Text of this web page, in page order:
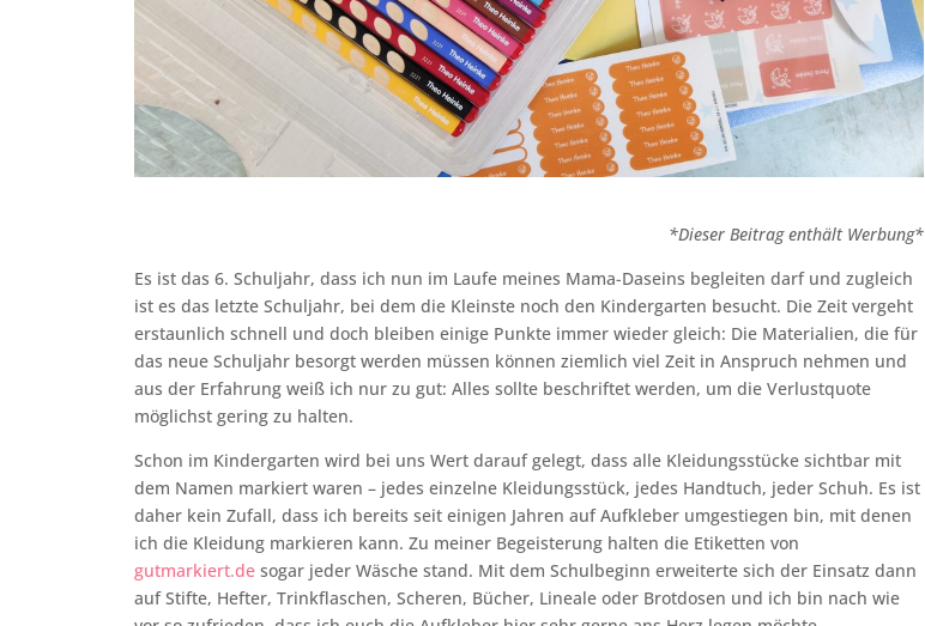
*Dieser Beitrag enthält Werbung*
Es ist das 6. Schuljahr, dass ich nun im Laufe meines Mama-Daseins begleiten darf und zugleich
ist es das letzte Schuljahr, bei dem die Kleinste noch den Kindergarten besucht. Die Zeit vergeht
erstaunlich schnell und doch bleiben einige Punkte immer wieder gleich: Die Materialien, die für
das neue Schuljahr besorgt werden müssen können ziemlich viel Zeit in Anspruch nehmen und
aus der Erfahrung weiß ich nur zu gut: Alles sollte beschriftet werden, um die Verlustquote
möglichst gering zu halten.
Schon im Kindergarten wird bei uns Wert darauf gelegt, dass alle Kleidungsstücke sichtbar mit
dem Namen markiert waren – jedes einzelne Kleidungsstück, jedes Handtuch, jeder Schuh. Es ist
daher kein Zufall, dass ich bereits seit einigen Jahren auf Aufkleber umgestiegen bin, mit denen
ich die Kleidung markieren kann. Zu meiner Begeisterung halten die Etiketten von
gutmarkiert.desogar jeder Wäsche stand. Mit dem Schulbeginn erweiterte sich der Einsatz dann
auf Stifte, Hefter, Trinkflaschen, Scheren, Bücher, Lineale oder Brotdosen und ich bin nach wie